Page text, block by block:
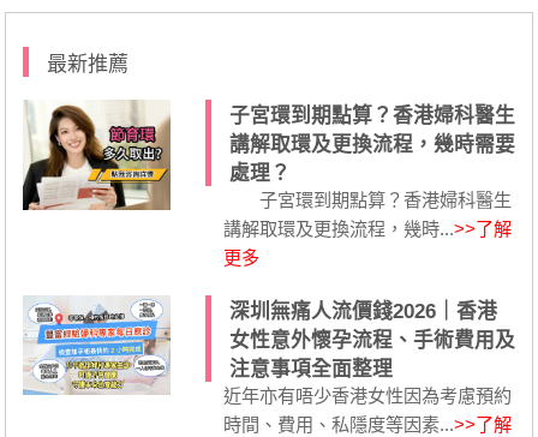
最新推薦
子宮環到期點算？香港婦科醫生
講解取環及更換流程，幾時需要
處理？
子宮環到期點算？香港婦科醫生
講解取環及更換流程，幾時...>>了解
更多
深圳無痛人流價錢2026｜香港
女性意外懷孕流程、手術費用及
注意事項全面整理
近年亦有唔少香港女性因為考慮預約
時間、費用、私隱度等因素...>>了解